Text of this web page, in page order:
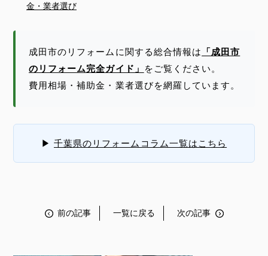
金・業者選び
成田市のリフォームに関する総合情報は
「成田市
のリフォーム完全ガイド」
をご覧ください。
費用相場・補助金・業者選びを網羅しています。
▶千葉県のリフォームコラム一覧はこちら
前の記事 一覧に戻る 次の記事